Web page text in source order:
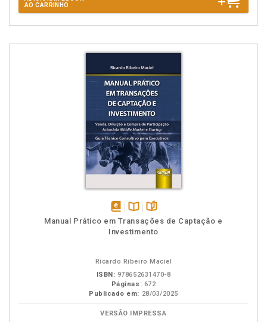
AO CARRINHO
disponível
em
Disponível
na
páginas
Manual Prático em Transações de Captação e
Investimento
Ricardo Ribeiro Maciel
ISBN: 978652631470-8
Páginas: 672
Publicado em: 28/03/2025
VERSÃO IMPRESSA